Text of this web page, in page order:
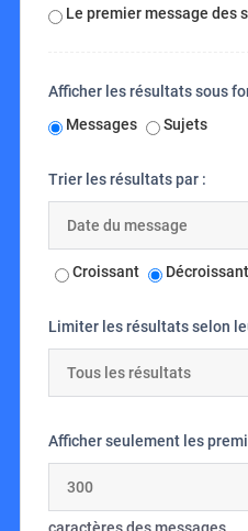
Le premier message des
Afficher les résultats sous
Messages
Sujets
Trier les résultats par :
Croissant Décroissant
Limiter les résultats selon
Afficher seulement les